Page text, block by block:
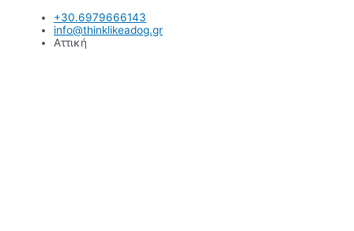
Μετάβαση
περιεχόμενο
+30.6979666143
info@thinklikeadog.gr
Αττική